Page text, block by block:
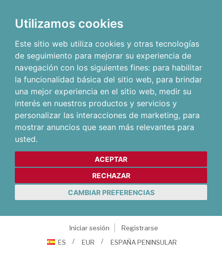
Utilizamos cookies
Este sitio web utiliza cookies y otras tecnologías
de seguimiento para mejorar su experiencia de
navegación con los siguientes fines: para habilitar
la funcionalidad básica del sitio web, para brindar
una mejor experiencia en el sitio web, medir su
interés en nuestros productos y servicios y
personalizar las interacciones de marketing, para
mostrar anuncios que sean más relevantes para
usted.
ACEPTAR
RECHAZAR
CAMBIAR PREFERENCIAS
Iniciar sesión
Registrarse
ES
EUR ESPAÑA PENINSULAR